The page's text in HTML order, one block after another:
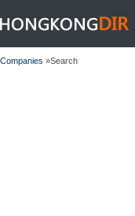
HONGKONGDIR
Companies »Search